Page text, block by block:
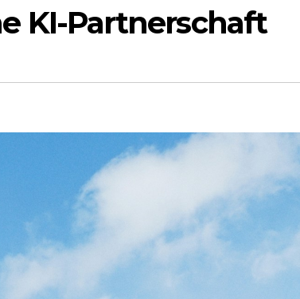
KI-Partnerschaft